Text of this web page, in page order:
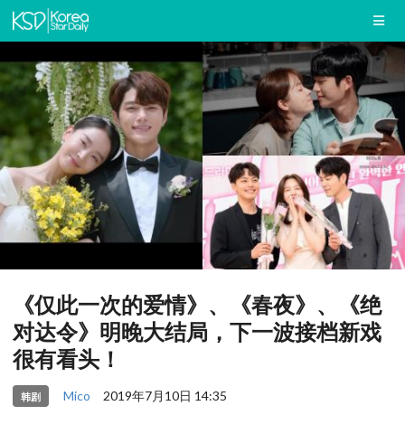
《仅此一次的爱情》、《春夜》、《绝
对达令》明晚大结局，下一波接档新戏
很有看头！
韩剧 Mico 2019年7月10日 14:35